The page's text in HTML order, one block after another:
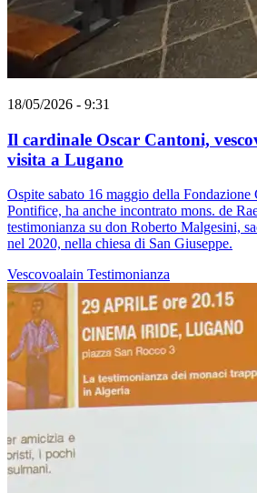
18/05/2026 - 9:31
Il cardinale Oscar Cantoni,
visita a Lugano
Ospite sabato 16 maggio della Fondazione
Pontifice, ha anche incontrato mons. de
testimonianza su don Roberto Malgesini,
nel 2020, nella chiesa di San Giuseppe.
Vescovoalain Testimonianza